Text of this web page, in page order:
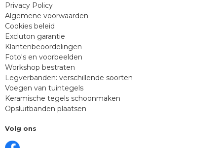
Privacy Policy
Algemene voorwaarden
Cookies beleid
Excluton garantie
Klantenbeoordelingen
Foto's en voorbeelden
Workshop bestraten
Legverbanden: verschillende soorten
Voegen van tuintegels
Keramische tegels schoonmaken
Opsluitbanden plaatsen
Volg ons